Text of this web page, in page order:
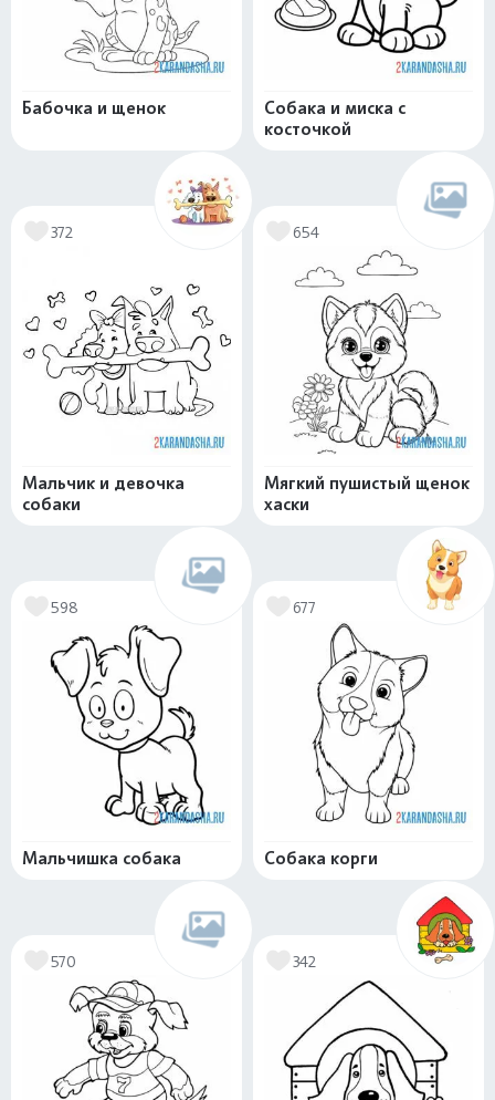
Бабочка и щенок
Собака и миска с
косточкой
372
Мальчик и девочка
собаки
654
Мягкий пушистый щенок
хаски
598
Мальчишка собака
677
Собака корги
570 342